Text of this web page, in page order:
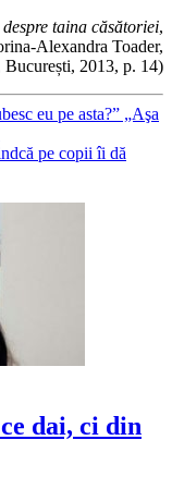
taina căsătoriei,
Alexandra Toader,
București, 2013, p. 14)
eu pe asta?” „Aşa
pe copii îi dă
dai, ci din